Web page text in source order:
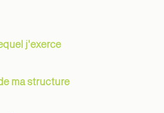
j'exerce
ma structure